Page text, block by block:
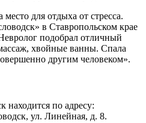
место для отдыха от стресса.
в Ставропольском крае
подобрал отличный
хвойные ванны. Спала
другим человеком».
находится по адресу:
ул. Линейная, д. 8.